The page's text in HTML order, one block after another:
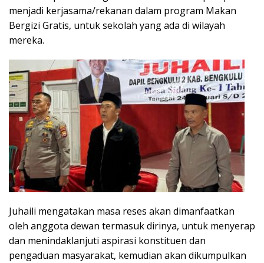
menjadi kerjasama/rekanan dalam program Makan
Bergizi Gratis, untuk sekolah yang ada di wilayah
mereka.
Juhaili mengatakan masa reses akan dimanfaatkan
oleh anggota dewan termasuk dirinya, untuk menyerap
dan menindaklanjuti aspirasi konstituen dan
pengaduan masyarakat, kemudian akan dikumpulkan